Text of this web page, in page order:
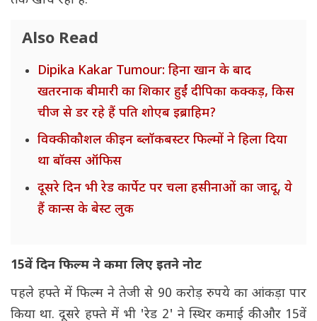
Also Read
Dipika Kakar Tumour: हिना खान के बाद
खतरनाक बीमारी का शिकार हुईं दीपिका कक्कड़, किस
चीज से डर रहे हैं पति शोएब इब्राहिम?
विक्की कौशल की इन ब्लॉकबस्टर फिल्मों ने हिला दिया
था बॉक्स ऑफिस
दूसरे दिन भी रेड कार्पेट पर चला हसीनाओं का जादू, ये
हैं कान्स के बेस्ट लुक
15वें दिन फिल्म ने कमा लिए इतने नोट
पहले हफ्ते में फिल्म ने तेजी से 90 करोड़ रुपये का आंकड़ा पार
किया था. दूसरे हफ्ते में भी 'रेड 2' ने स्थिर कमाई की और 15वें